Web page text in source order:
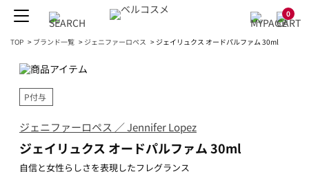
0
TOP > ブランド一覧 > ジェニファーロペス > ジェイリュクス オードパルファム 30ml
P付与
ジェニファーロペス ／ Jennifer Lopez
ジェイリュクス オードパルファム 30ml
自信と女性らしさを表現したフレグランス